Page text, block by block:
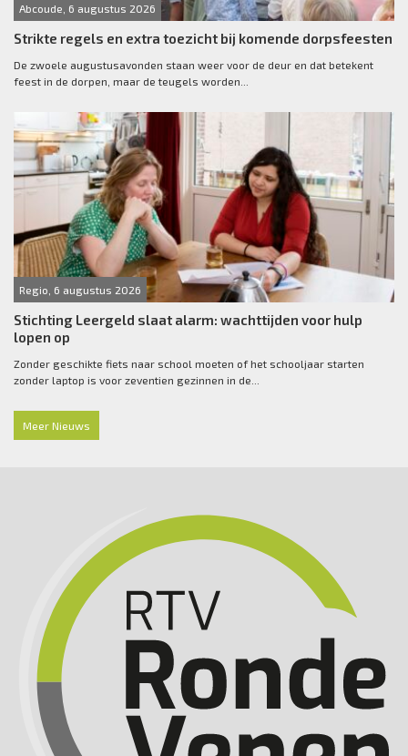
Abcoude, 6 augustus 2026
Strikte regels en extra toezicht bij komende dorpsfeesten
De zwoele augustusavonden staan weer voor de deur en dat betekent
feest in de dorpen, maar de teugels worden...
Regio, 6 augustus 2026
Stichting Leergeld slaat alarm: wachttijden voor hulp
lopen op
Zonder geschikte fiets naar school moeten of het schooljaar starten
zonder laptop is voor zeventien gezinnen in de...
Meer Nieuws